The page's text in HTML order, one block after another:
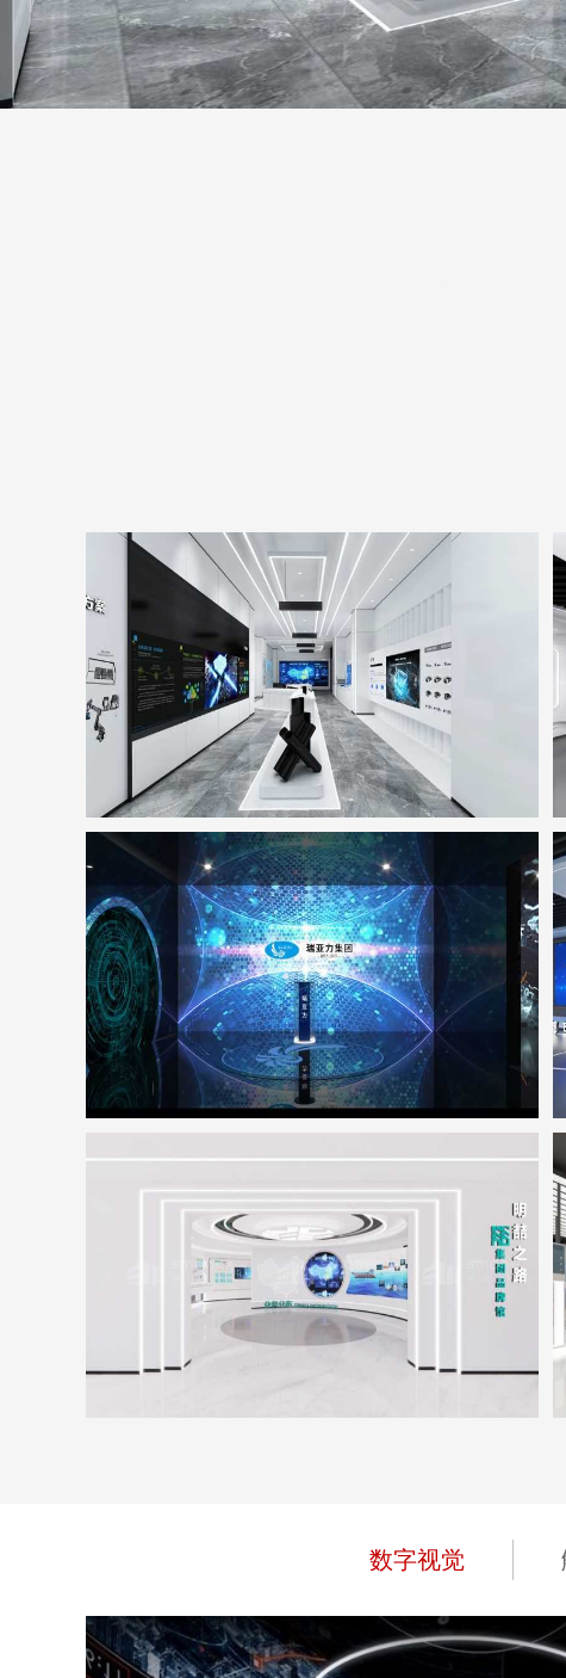
宏山激光新总部基地展厅
地点：广东省佛山市
瑞亚力集团展厅
地点：广东省深圳市
明喆集团展厅
地点：广东省深圳市
数字视觉